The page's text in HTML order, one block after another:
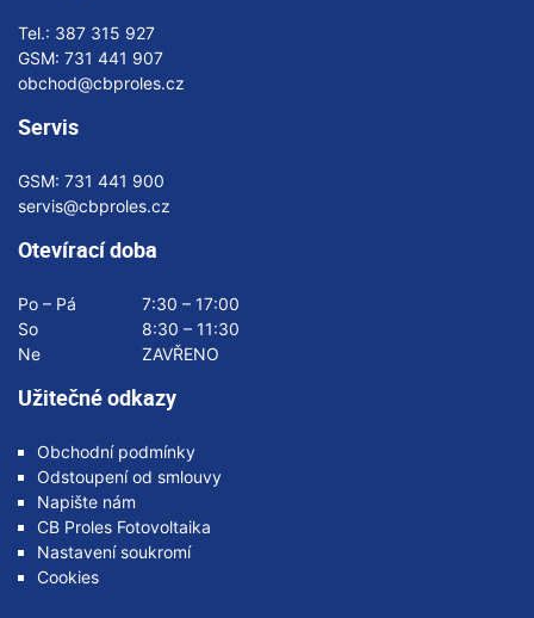
Tel.: 387 315 927
GSM: 731 441 907
obchod@cbproles.cz
Servis
GSM: 731 441 900
servis@cbproles.cz
Otevírací doba
Po – Pá
7:30 – 17:00
So
8:30 – 11:30
Ne
ZAVŘENO
Užitečné odkazy
Obchodní podmínky
Odstoupení od smlouvy
Napište nám
CB Proles Fotovoltaika
Nastavení soukromí
Cookies